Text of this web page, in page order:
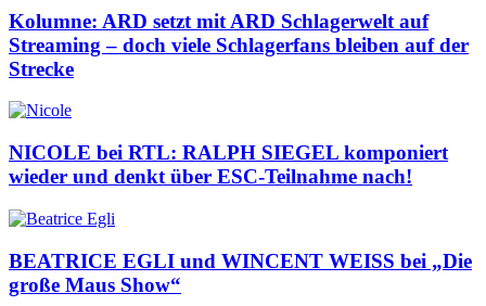
Kolumne: ARD setzt mit ARD Schlagerwelt auf
Streaming – doch viele Schlagerfans bleiben auf der
Strecke
NICOLE bei RTL: RALPH SIEGEL komponiert
wieder und denkt über ESC-Teilnahme nach!
BEATRICE EGLI und WINCENT WEISS bei „Die
große Maus Show“